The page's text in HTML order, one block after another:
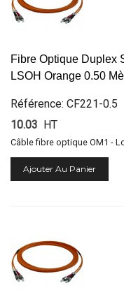
Fibre Optique Duplex
LSOH Orange 0.50
Référence: CF221-0.5
10.03 HT
Câble fibre optique OM1 -
Ajouter Au Panier